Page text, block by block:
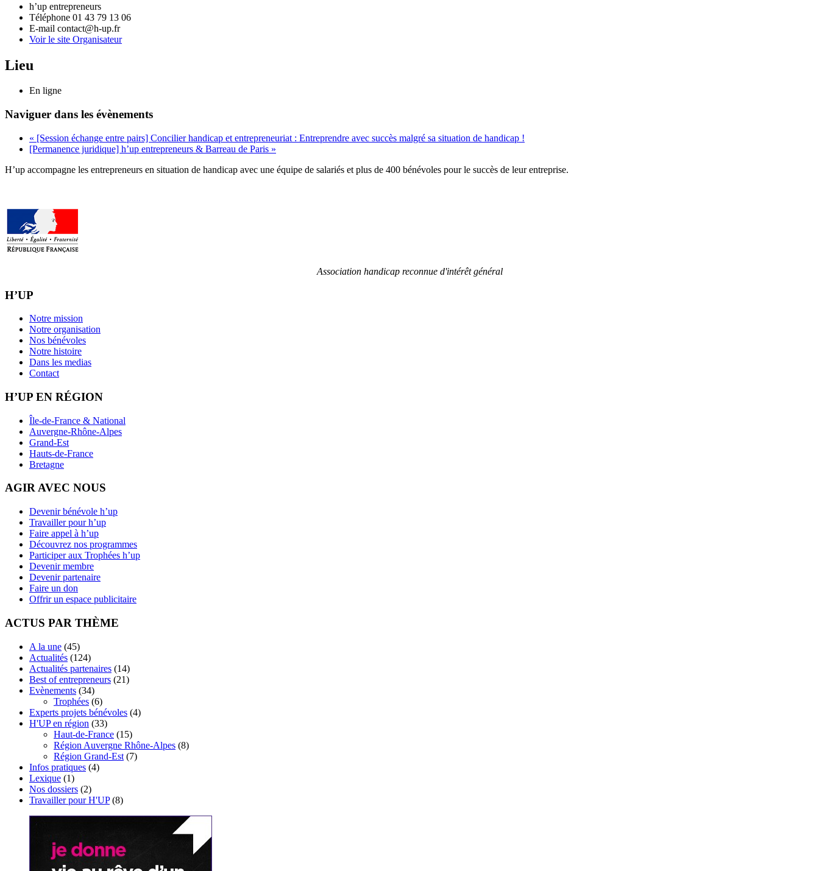
h’up entrepreneurs
Téléphone 01 43 79 13 06
E-mail contact@h-up.fr
Voir le site Organisateur
Lieu
En ligne
Naviguer dans les évènements
« [Session échange entre pairs] Concilier handicap et entrepreneuriat : Entreprendre avec succès malgré sa situation de handicap !
[Permanence juridique] h’up entrepreneurs & Barreau de Paris »
H’up accompagne​​ les entrepreneurs en situation de handicap avec une équipe de salariés et plus de 400 bénévoles pour le succès de leur entreprise.
Association handicap reconnue d'intérêt général
H’UP
Notre mission
Notre organisation
Nos bénévoles
Notre histoire
Dans les medias
Contact
H’UP EN RÉGION
Île-de-France & National
Auvergne-Rhône-Alpes
Grand-Est
Hauts-de-France
Bretagne
AGIR AVEC NOUS
Devenir bénévole h’up
Travailler pour h’up
Faire appel à h’up
Découvrez nos programmes
Participer aux Trophées h’up
Devenir membre
Devenir partenaire
Faire un don
Offrir un espace publicitaire
ACTUS PAR THÈME
A la une (45)
Actualités (124)
Actualités partenaires (14)
Best of entrepreneurs (21)
Evènements (34)
Trophées (6)
Experts projets bénévoles (4)
H'UP en région (33)
Haut-de-France (15)
Région Auvergne Rhône-Alpes (8)
Région Grand-Est (7)
Infos pratiques (4)
Lexique (1)
Nos dossiers (2)
Travailler pour H'UP(8)